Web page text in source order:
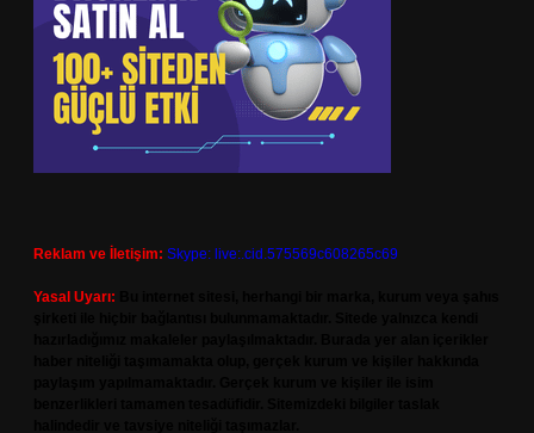
Reklam ve İletişim: Skype: live:.cid.575569c608265c69
Yasal Uyarı: